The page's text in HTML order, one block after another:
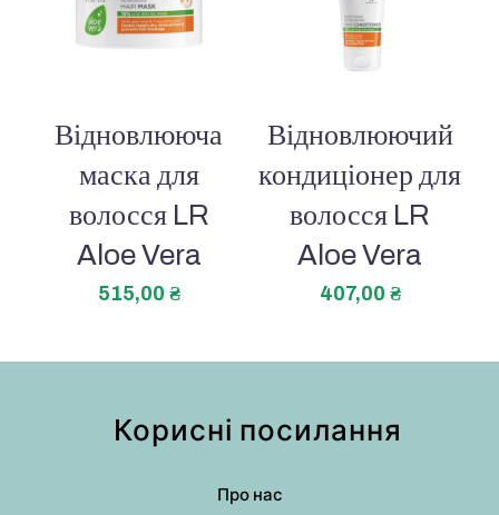
Відновлююча
маска для
волосся LR
Aloe Vera
515,00 ₴
Відновлюючий
кондиціонер для
волосся LR
Aloe Vera
407,00 ₴
Корисні посилання
Про нас